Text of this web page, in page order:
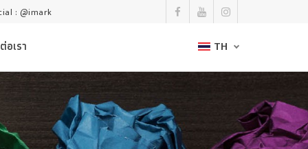
: @imark
อเรา TH